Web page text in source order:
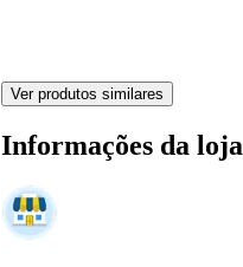
Ver produtos similares
Informações da loja